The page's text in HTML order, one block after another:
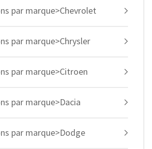
par marque>Chevrolet
par marque>Chrysler
par marque>Citroen
par marque>Dacia
par marque>Dodge